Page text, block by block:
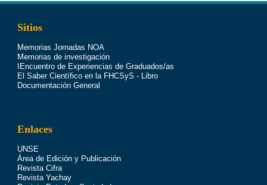
Sitios
Memorias Jornadas NOA
Memorias de investigación
IEncuentro de Experiencias de Graduados/as
El Saber Científico en la FHCSyS - Libro
Documentación General
Enlaces
UNSE
Área de Edición y Publicación
Revista Cifra
Revista Yachay